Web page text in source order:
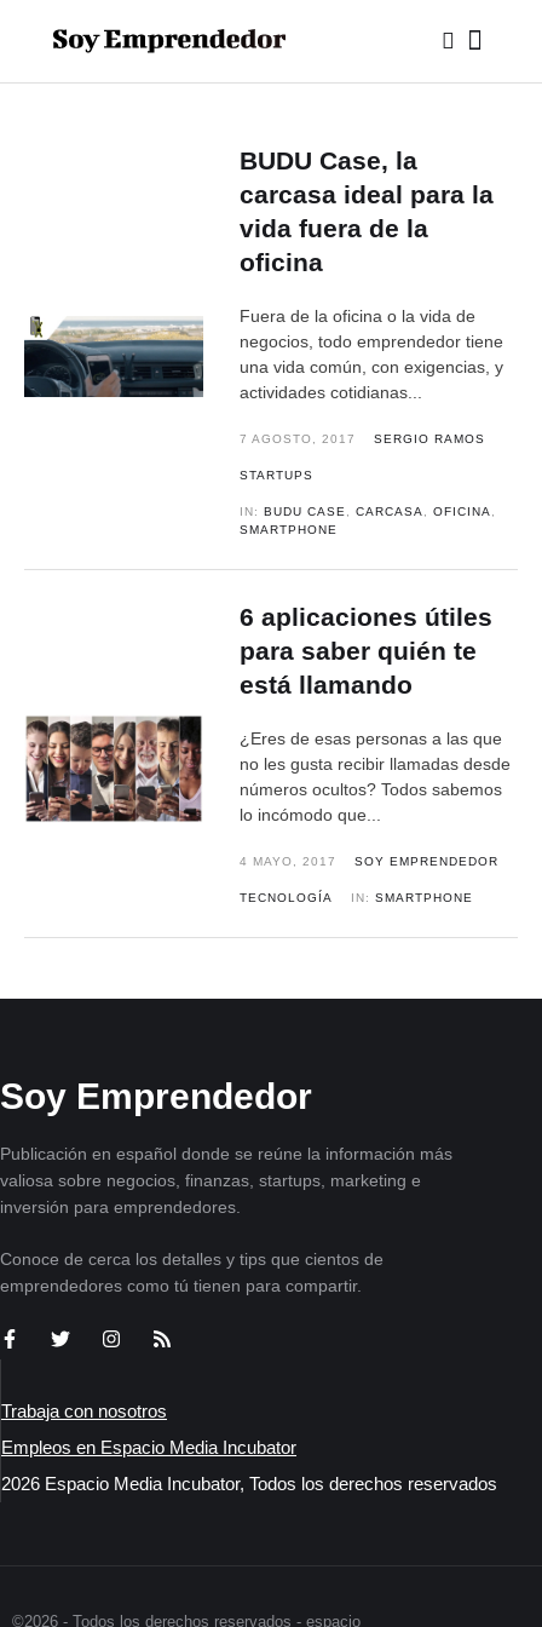
BUDU Case, la
carcasa ideal para la
vida fuera de la
oficina
Fuera de la oficina o la vida de
negocios, todo emprendedor tiene
una vida común, con exigencias, y
actividades cotidianas...
7 AGOSTO, 2017 SERGIO RAMOS
STARTUPS
IN:BUDU CASE ,CARCASA ,OFICINA
SMARTPHONE
6 aplicaciones útiles
para saber quién te
está llamando
¿Eres de esas personas a las que
no les gusta recibir llamadas desde
números ocultos? Todos sabemos
lo incómodo que...
4 MAYO, 2017 SOY EMPRENDEDOR
TECNOLOGÍA IN:SMARTPHONE
Soy Emprendedor
Publicación en español donde se reúne la información más
valiosa sobre negocios, finanzas, startups, marketing e
inversión para emprendedores.
Conoce de cerca los detalles y tips que cientos de
emprendedores como tú tienen para compartir.
Trabaja con nosotros
Empleos en Espacio Media Incubator
2026 Espacio Media Incubator, Todos los derechos reservados
©2026 - Todos los derechos reservados - espacio